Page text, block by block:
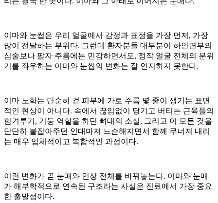
이마와 눈썹은 우리 얼굴에서 감정과 표정을 가장 먼저, 가장
많이 전달하는 부위다. 그런데 환자분들 대부분이 하안면부의
심술보나 팔자 주름에는 민감하면서도, 정작 얼굴 전체의 분위
기를 좌우하는 이마와 눈썹의 변화는 잘 인지하지 못한다.
이마 노화는 단순히 겉 피부에 가로 주름 몇 줄이 생기는 표면
적인 현상이 아니다. 속에서 끊임없이 당기고 버티는 근육들의
힘겨루기, 기둥 역할을 하던 뼈대의 소실, 그리고 이 모든 것을
단단히 붙잡아주던 인대마저 느슨해지면서 함께 무너져 내리
는 매우 입체적이고 복합적인 과정이다.
이런 변화가 곧 눈매와 인상 전체를 바꿔놓는다. 이마와 눈매
가 해부학적으로 연속된 구조라는 사실은 진료에서 가장 중요
한 출발점이다.